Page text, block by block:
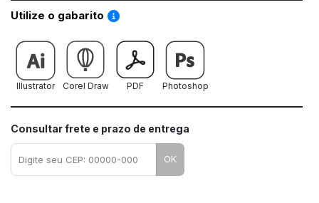
Utilize o gabarito Saiba como utilizar os nossos gabaritos
Illustrator Corel Draw PDF Photoshop
Consultar frete e prazo de entrega
OK